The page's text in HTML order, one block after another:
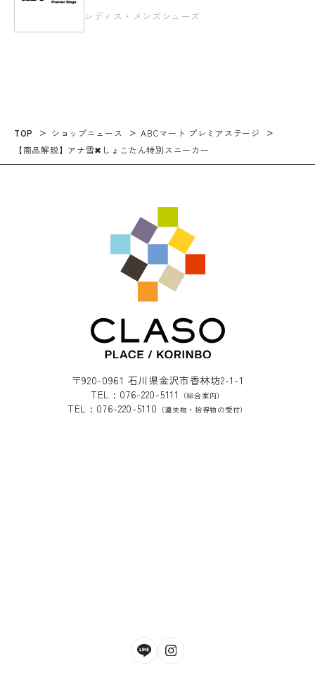
レディス・メンズシューズ
TOP ショップニュース
ABCマート プレミアステージ
【商品解説】アナ雪✖しょこたん特別スニーカー
〒920-0961 石川県金沢市香林坊2-1-1
TEL : 076-220-5111
（総合案内）
TEL : 076-220-5110 （遺失物・拾得物の受付）